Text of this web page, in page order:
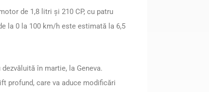
de 1,8 litri și 210 CP, cu patru
la 0 la 100 km/h este estimată la 6,5
dezvăluită în martie, la Geneva.
profund, care va aduce modificări